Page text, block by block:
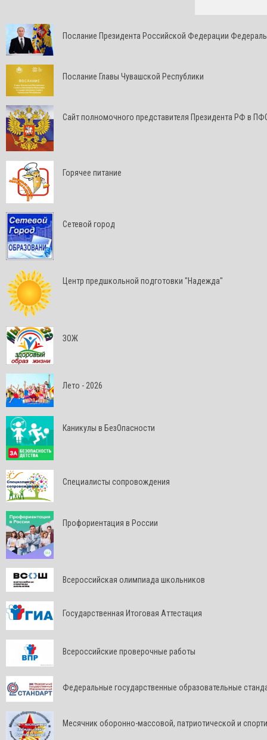
Послание Президента Российской Федерации
Послание Главы Чувашской Республики
Cайт полномочного представителя Президента РФ в
Горячее питание
Сетевой город
Центр предшкольной подготовки "Надежда"
ЗОЖ
Лето - 2026
Каникулы в БезОпасности
Специалисты сопровождения
Профориентация в России
Всероссийская олимпиада школьников
Государственная Итоговая Аттестация
Всероссийские проверочные работы
Федеральные государственные образовательные
Месячник оборонно-массовой, патриотической и